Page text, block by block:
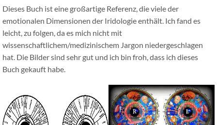
Dieses Buch ist eine großartige Referenz, die viele der
emotionalen Dimensionen der Iridologie enthält. Ich fand es
leicht, zu folgen, da es mich nicht mit
wissenschaftlichem/medizinischem Jargon niedergeschlagen
hat. Die Bilder sind sehr gut und ich bin froh, dass ich dieses
Buch gekauft habe.